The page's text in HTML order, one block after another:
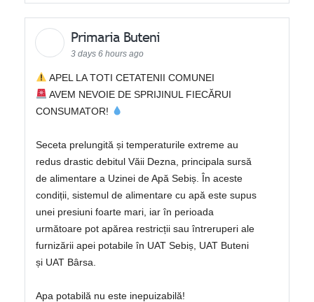
Primaria Buteni
3 days 6 hours ago
APEL LA TOTI CETATENII COMUNEI
AVEM NEVOIE DE SPRIJINUL FIECĂRUI
CONSUMATOR!
Seceta prelungită și temperaturile extreme au
redus drastic debitul Văii Dezna, principala sursă
de alimentare a Uzinei de Apă Sebiș. În aceste
condiții, sistemul de alimentare cu apă este supus
unei presiuni foarte mari, iar în perioada
următoare pot apărea restricții sau întreruperi ale
furnizării apei potabile în UAT Sebiș, UAT Buteni
și UAT Bârsa.
Apa potabilă nu este inepuizabilă!